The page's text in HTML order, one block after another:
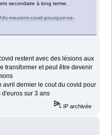
secondaire à long terme.
meurent-covid-pourquoi-ne-
restent avec des lésions aux
transformer et peut être devenir
avril dernier le cout du covid pour
d'euros sur 3 ans
IP archivée